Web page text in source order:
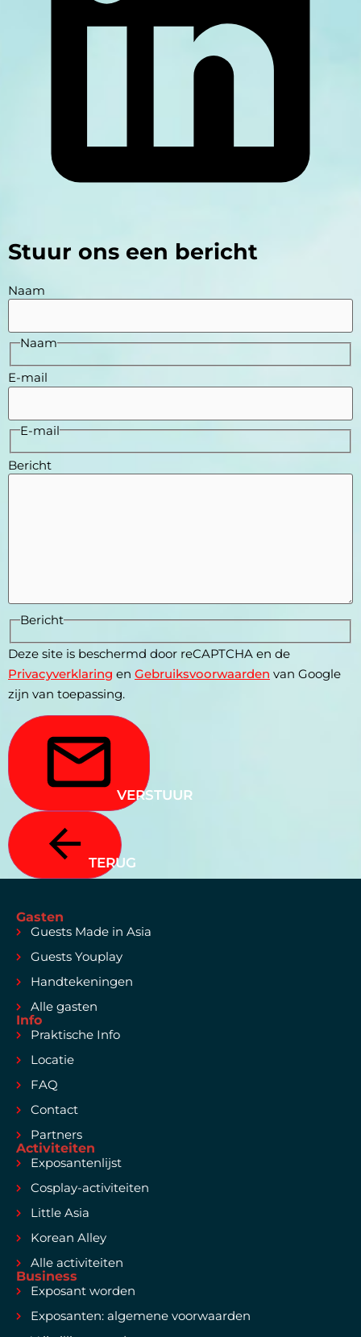
Stuur ons een bericht
Naam
Naam
E-mail
E-mail
Bericht
Bericht
Deze site is beschermd door reCAPTCHA en de
Privacyverklaring en Gebruiksvoorwaarden van Google
zijn van toepassing.
VERSTUUR
TERUG
Gasten
Guests Made in Asia
Guests Youplay
Handtekeningen
Alle gasten
Info
Praktische Info
Locatie
FAQ
Contact
Partners
Activiteiten
Exposantenlijst
Cosplay-activiteiten
Little Asia
Korean Alley
Alle activiteiten
Business
Exposant worden
Exposanten: algemene voorwaarden